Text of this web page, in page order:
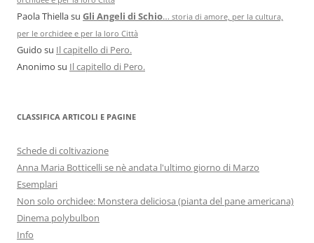
Paola Thiellasu Gli Angeli di Schio… storia di amore, per la cultura,
per le orchidee e per la loro Città
Guido su Il capitello di Pero.
Anonimo su Il capitello di Pero.
CLASSIFICA ARTICOLI E PAGINE
Schede di coltivazione
Anna Maria Botticelli se nè andata l'ultimo giorno di Marzo
Esemplari
Non solo orchidee: Monstera deliciosa (pianta del pane americana)
Dinema polybulbon
Info